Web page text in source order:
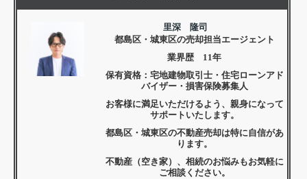
里深 隆司
都島区・城東区の売却担当エージェント
業界歴 11年
保有資格：宅地建物取引士・住宅ローンアド
バイザー・損害保険募集人
お客様に満足いただけるよう、親身になって
サポートいたします。
都島区・城東区の不動産売却は特に自信があ
ります。
不動産（空き家）、相続のお悩みもお気軽に
ご相談ください。